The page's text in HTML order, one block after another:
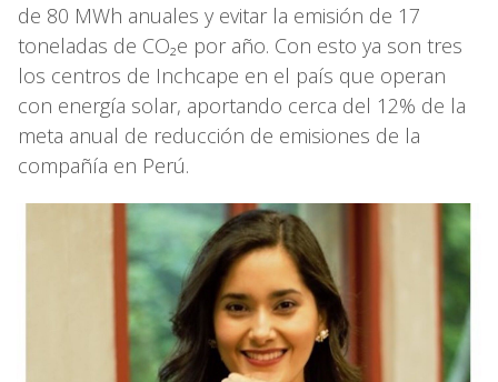
de 80 MWh anuales y evitar la emisión de 17
toneladas de CO₂e por año. Con esto ya son tres
los centros de Inchcape en el país que operan
con energía solar, aportando cerca del 12% de la
meta anual de reducción de emisiones de la
compañía en Perú.